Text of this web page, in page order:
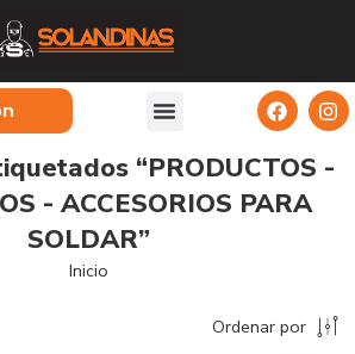
“PRODUCTOS -
- ACCESORIOS PARA
SOLDAR”
Inicio
Ordenar por